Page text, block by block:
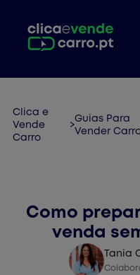
Clica e
Vende
Carro
>
Guias Para
Vender
Como
venda
Tania